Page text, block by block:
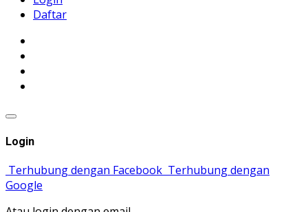
Daftar
Login
Terhubung dengan Facebook Terhubung dengan
Google